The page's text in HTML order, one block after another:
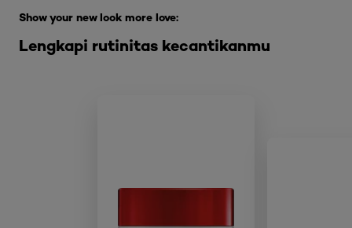
Lengkapi rutinitas kecantikanmu
Show your new look more love: